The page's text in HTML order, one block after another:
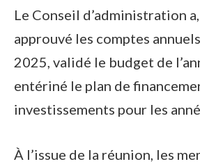
Le Conseil d’administration
approuvé les comptes
2025, validé le budget de
entériné le plan de
investissements pour les
À l’issue de la réunion, les